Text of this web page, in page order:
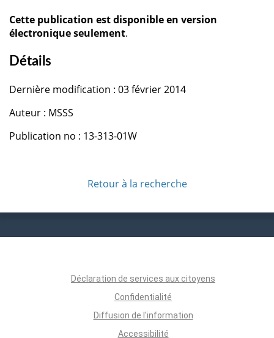
Cette publication est disponible en version
électronique seulement.
Détails
Dernière modification : 03 février 2014
Auteur : MSSS
Publication no : 13-313-01W
Retour à la recherche
Déclaration de services aux citoyens
Confidentialité
Diffusion de l'information
Accessibilité